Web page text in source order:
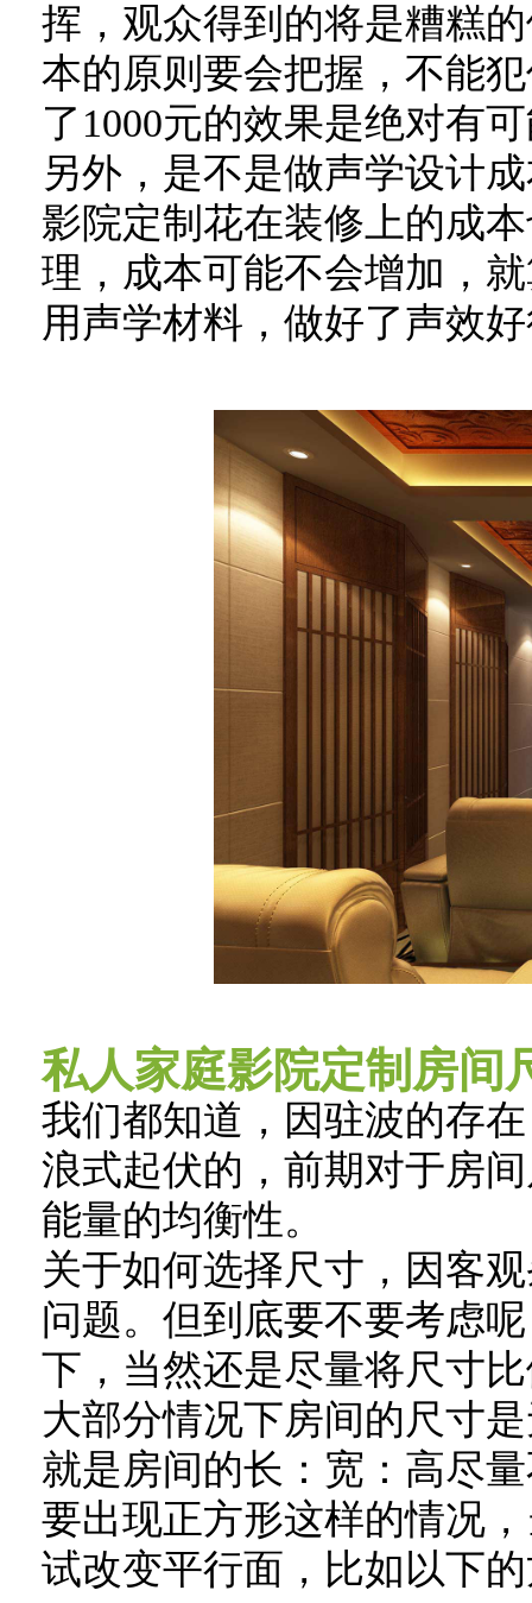
挥，观众得到的将是糟糕
本的原则要会把握，不能
了1000元的效果是绝对有
另外，是不是做声学设计
影院定制花在装修上的成
理，成本可能不会增加，
用声学材料，做好了声效
私人家庭影院定制房间
我们都知道，因驻波的存
浪式起伏的，前期对于房
能量的均衡性。
关于如何选择尺寸，因客
问题。但到底要不要考虑
下，当然还是尽量将尺寸
大部分情况下房间的尺寸
就是房间的长：宽：高尽
要出现正方形这样的情况
试改变平行面，比如以下